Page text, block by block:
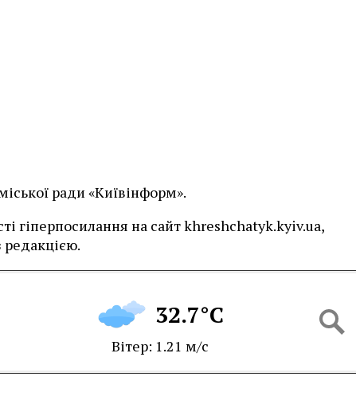
ради «Київінформ».
гіперпосилання на сайт khreshchatyk.kyiv.ua,
32.7°C
Вітер: 1.21 м/с